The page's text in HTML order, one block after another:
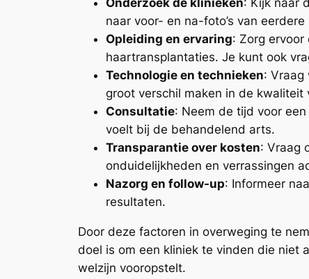
naar voor- en na-foto’s van
Opleiding en ervaring: Zorg
haartransplantaties. Je kunt ook
Technologie en technieken: Vraag
groot verschil maken in de
Consultatie: Neem de tijd voor
voelt bij de behandelend arts.
Transparantie over kosten: Vraag
onduidelijkheden en verrassingen
Nazorg en follow-up: Informeer
resultaten.
Door deze factoren in overweging te
doel is om een kliniek te vinden die niet
welzijn vooropstelt.